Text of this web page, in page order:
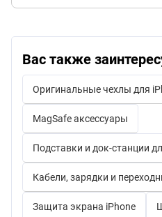
Вас также
Оригинальные чехлы для
MagSafe аксессуары
Подставки и док-станции
Кабели, зарядки и
Защита экрана iPhone